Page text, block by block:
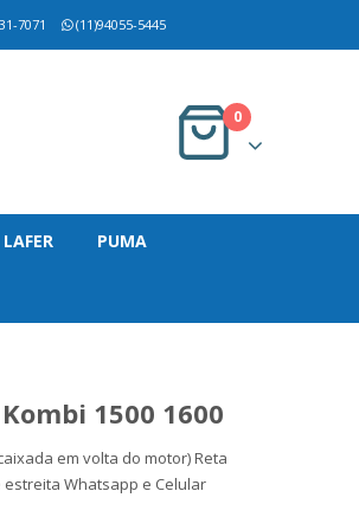
7071 (11)94055-5445
0
PUMA
1500 1600
em volta do motor) Reta
Whatsapp e Celular